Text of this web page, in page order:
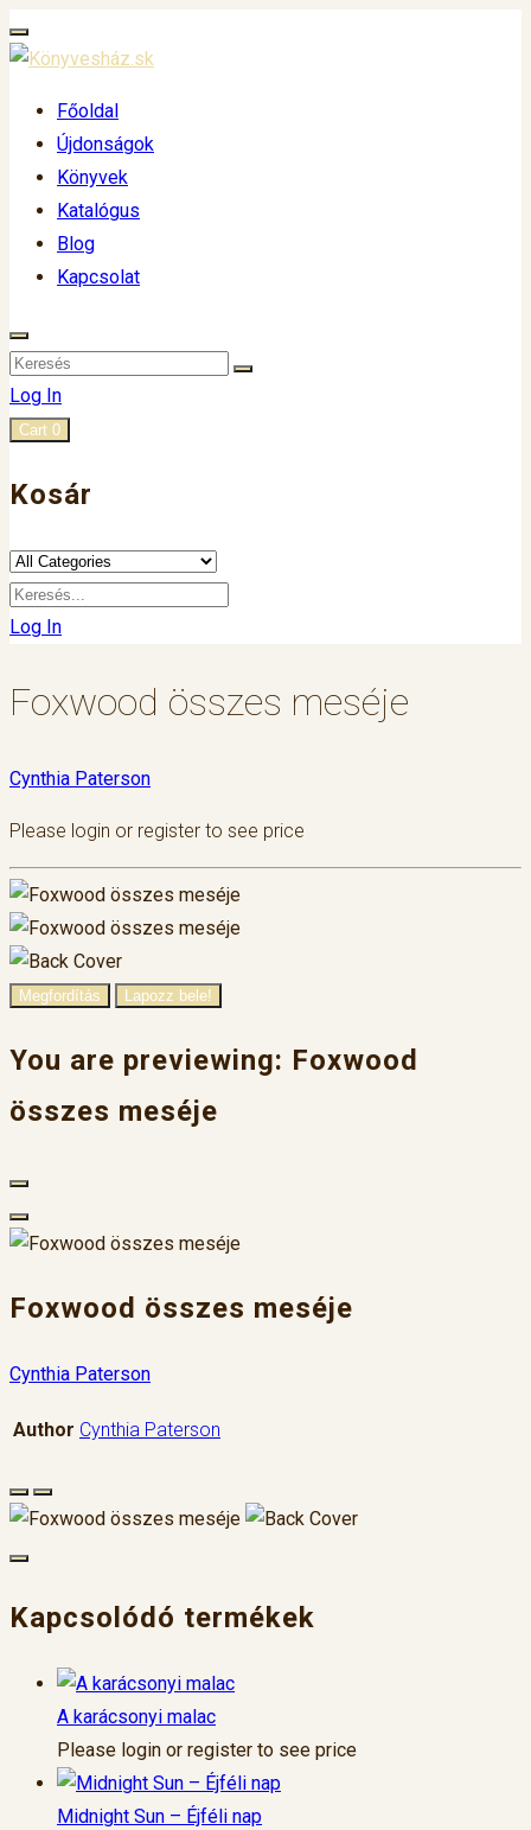
Főoldal
Újdonságok
Könyvek
Katalógus
Blog
Kapcsolat
Log In
Cart 0
Kosár
Log In
Foxwood összes meséje
Cynthia Paterson
Please login or register to see price
Megfordítás Lapozz bele!
You are previewing: Foxwood
összes meséje
Foxwood összes meséje
Cynthia Paterson
Author Cynthia Paterson
Kapcsolódó termékek
A karácsonyi malac
Please login or register to see price
Midnight Sun – Éjféli nap